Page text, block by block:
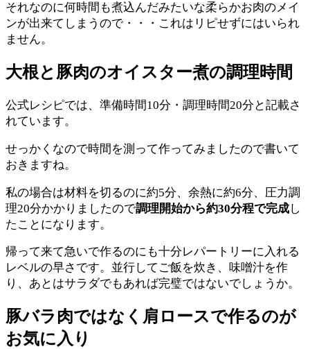
それなのに何時間も煮込んだみたいな柔らかお肉のメイ
ンが出来てしまうので・・・これはリピせずにはいられ
ません。
大根と豚肉のオイスター煮の調理時間
公式レシピでは、準備時間10分・調理時間20分と記載さ
れています。
せっかくなので時間を測って作ってみましたので書いて
おきますね。
私の場合は材料を切るのに約5分、余熱に約6分、圧力調
理20分かかりましたので調理開始から約30分程で完成し
たことになります。
帰って来て急いで作るのにも十分レパートリーに入れる
レベルの早さです。並行してご飯を炊き、味噌汁を作
り、あとはサラダでもあれば完璧ではないでしょうか。
豚バラ肉ではなく肩ロースで作るのが
お気に入り